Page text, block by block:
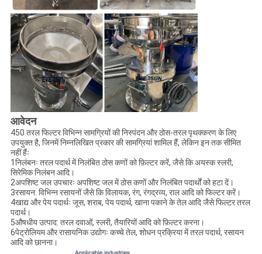
आवेदन
450 तरल फिल्टर विभिन्न सामग्रियों की निस्पंदन और ठोस-तरल पृथक्करण के लिए
उपयुक्त है, जिनमें निम्नलिखित प्रकार की सामग्रियां शामिल हैं, लेकिन इन तक सीमित
नहीं हैंः
1निलंबनः तरल पदार्थ में निलंबित ठोस कणों को फ़िल्टर करें, जैसे कि अयस्क स्लरी,
सिरेमिक निलंबन आदि।
2अपशिष्ट जल उपचारः अपशिष्ट जल में ठोस कणों और निलंबित पदार्थों को हटा दें।
3रसायन: विभिन्न रसायनों जैसे कि विलायक, रंग, रंगद्रव्य, राल आदि को फिल्टर करें।
4खाद्य और पेय पदार्थः जूस, शराब, पेय पदार्थ, खाना पकाने के तेल आदि जैसे फिल्टर तरल
पदार्थ।
5औषधीय उत्पाद: तरल दवाओं, स्लरी, तैयारियों आदि को फ़िल्टर करना।
6पेट्रोलियम और रासायनिक उद्योगः कच्चे तेल, शोधन प्रक्रिया में तरल पदार्थ, रसायन
आदि को छानना।